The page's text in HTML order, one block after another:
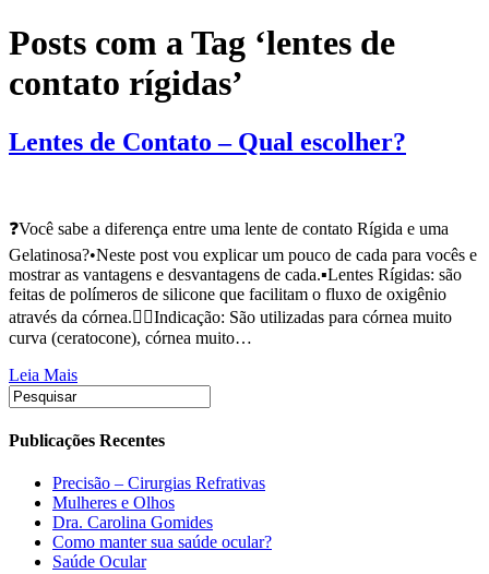
Posts com a Tag ‘lentes de
contato rígidas’
Lentes de Contato – Qual escolher?
❓Você sabe a diferença entre uma lente de contato Rígida e uma
Gelatinosa?⁣•Neste post vou explicar um pouco de cada para vocês e
mostrar as vantagens e desvantagens de cada.⁣⁣▪️Lentes Rígidas: são
feitas de polímeros de silicone que facilitam o fluxo de oxigênio
através da córnea.⁣⁣👉🏻Indicação: São utilizadas para córnea muito
curva (ceratocone), córnea muito…
Leia Mais
Publicações Recentes
Precisão – Cirurgias Refrativas
Mulheres e Olhos
Dra. Carolina Gomides
Como manter sua saúde ocular?
Saúde Ocular